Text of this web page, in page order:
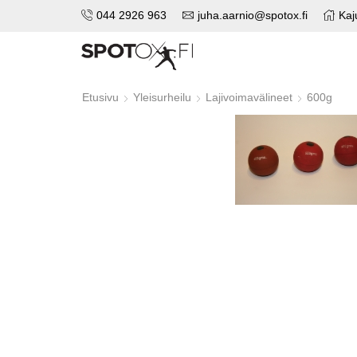
044 2926 963 juha.aarnio@spotox.fi
Etusivu Yleisurheilu Lajivoimavälineet 600g